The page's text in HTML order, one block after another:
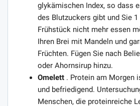
glykämischen Index, so dass
des Blutzuckers gibt und Sie
Frühstück nicht mehr essen
Ihren Brei mit Mandeln und
Früchten. Fügen Sie nach
oder Ahornsirup hinzu.
Omelett . Protein am Morgen
und befriedigend.
Menschen, die proteinreiche